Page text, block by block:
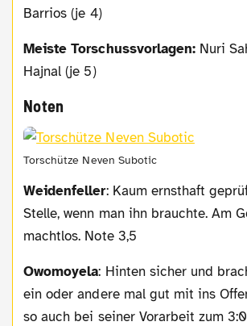
Barrios (je 4)
Meiste Torschussvorlagen: Nuri
Hajnal (je 5)
Noten
Torschütze Neven Subotic
Weidenfeller: Kaum ernsthaft
Stelle, wenn man ihn brauchte. Am
machtlos. Note 3,5
Owomoyela: Hinten sicher und
ein oder andere mal gut mit ins
so auch bei seiner Vorarbeit zum